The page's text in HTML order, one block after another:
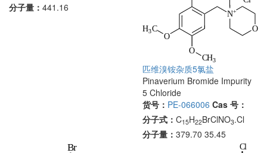
分子量： 441.16
匹维溴铵杂质5氯盐
Pinaverium Bromide Impurity
5 Chloride
货号： PE-066006 Cas 号：
分子式： C15H22BrClNO3.Cl
分子量： 379.70 35.45